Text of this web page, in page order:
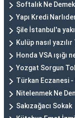
Softalık Ne Demek
Yapı Kredi
Şile İstanbul'a
Kulüp nasıl yazılır
Honda VSA ışığı
Yozgat Sorgun
Türkan Eczanesi -
Nitelenmek Ne
Sakızağacı Sokak